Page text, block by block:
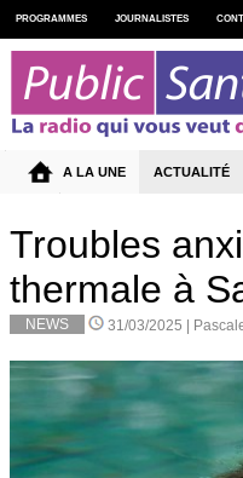
Troubles
thermale à
NEWS 31/03/2025 |
PROGRAMMES JOURNALISTES
A LA UNE ACTUALITÉ